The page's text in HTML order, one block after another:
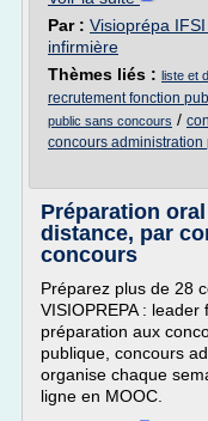
Par : Visioprépa
infirmière
Thèmes liés : liste et
recrutement fonction
public sans concours /
concours administration
Préparation
distance, par
concours
Préparez plus de 28
VISIOPREPA : leader
préparation aux
publique, concours
organise chaque
ligne en MOOC.